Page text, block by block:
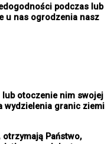
podczas lub
u nas ogrodzenia nasz
lub otoczenie nim swojej
wydzielenia granic ziemi
otrzymają Państwo,